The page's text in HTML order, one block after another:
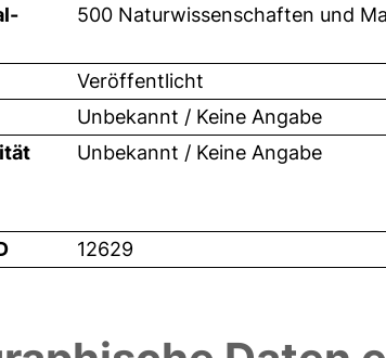
500 Naturwissenschaften und
Veröffentlicht
Unbekannt / Keine Angabe
Unbekannt / Keine Angabe
12629